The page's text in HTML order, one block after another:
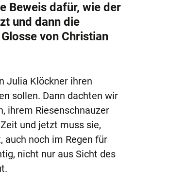
Beweis dafür, wie der
und dann die
von Christian
Julia Klöckner ihren
sollen. Dann dachten wir
ihrem Riesenschnauzer
und jetzt muss sie,
auch noch im Regen für
nicht nur aus Sicht des